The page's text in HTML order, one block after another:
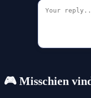
🎮 Misschien